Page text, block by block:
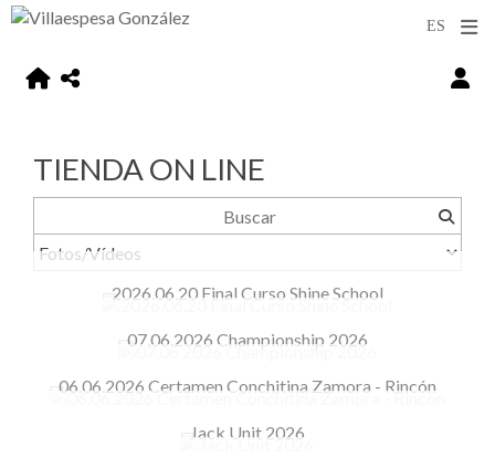
TIENDA ON LINE
2026.06.20 Final Curso Shine School
07.06.2026 Championship 2026
06.06.2026 Certamen Conchitina Zamora - Rincón
Jack Unit 2026